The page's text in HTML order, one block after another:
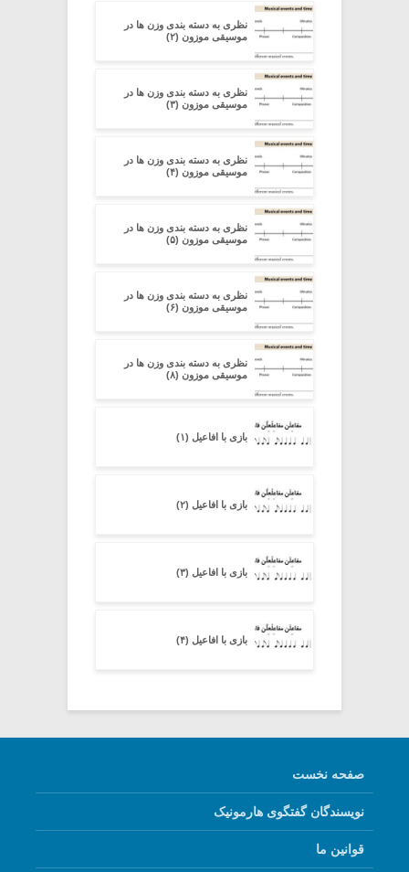
نظری به دسته ‏بندی وزن‏ ها در
موسیقی موزون (۲)
نظری به دسته ‏بندی وزن‏ ها در
موسیقی موزون (۳)
نظری به دسته ‏بندی وزن‏ ها در
موسیقی موزون (۴)
نظری به دسته ‏بندی وزن‏ ها در
موسیقی موزون (۵)
نظری به دسته ‏بندی وزن‏ ها در
موسیقی موزون (۶)
نظری به دسته ‏بندی وزن‏ ها در
موسیقی موزون (۸)
بازی با افاعیل (۱)
بازی با افاعیل (۲)
بازی با افاعیل (۳)
بازی با افاعیل (۴)
صفحه نخست
نویسندگان گفتگوی هارمونیک
قوانین ما